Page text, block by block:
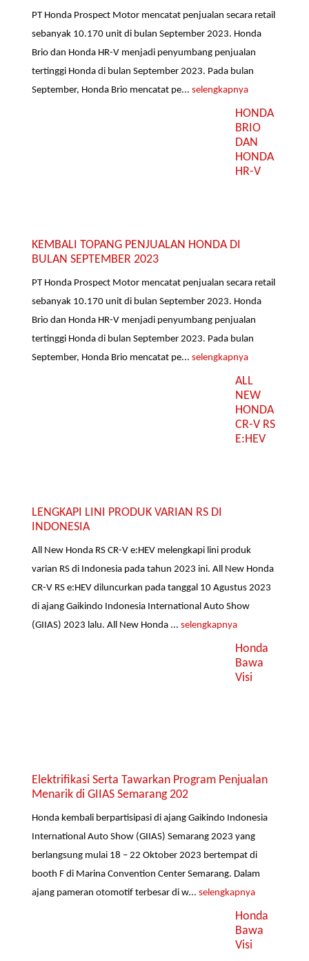
PT Honda Prospect Motor mencatat penjualan secara retail
sebanyak 10.170 unit di bulan September 2023. Honda
Brio dan Honda HR-V menjadi penyumbang penjualan
tertinggi Honda di bulan September 2023. Pada bulan
September, Honda Brio mencatat pe...selengkapnya
HONDA
BRIO
DAN
HONDA
HR-V
KEMBALI TOPANG PENJUALAN HONDA DI
BULAN SEPTEMBER 2023
PT Honda Prospect Motor mencatat penjualan secara retail
sebanyak 10.170 unit di bulan September 2023. Honda
Brio dan Honda HR-V menjadi penyumbang penjualan
tertinggi Honda di bulan September 2023. Pada bulan
September, Honda Brio mencatat pe...selengkapnya
ALL
NEW
HONDA
CR-V RS
E:HEV
LENGKAPI LINI PRODUK VARIAN RS DI
INDONESIA
All New Honda RS CR-V e:HEV melengkapi lini produk
varian RS di Indonesia pada tahun 2023 ini. All New Honda
CR-V RS e:HEV diluncurkan pada tanggal 10 Agustus 2023
di ajang Gaikindo Indonesia International Auto Show
(GIIAS) 2023 lalu. All New Honda ...selengkapnya
Honda
Bawa
Visi
Elektrifikasi Serta Tawarkan Program Penjualan
Menarik di GIIAS Semarang 202
Honda kembali berpartisipasi di ajang Gaikindo Indonesia
International Auto Show (GIIAS) Semarang 2023 yang
berlangsung mulai 18 – 22 Oktober 2023 bertempat di
booth F di Marina Convention Center Semarang. Dalam
ajang pameran otomotif terbesar di w...selengkapnya
Honda
Bawa
Visi